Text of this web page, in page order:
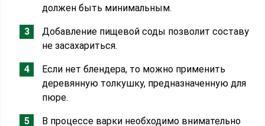
должен быть минимальным.
Добавление пищевой соды позволит составу
не засахариться.
Если нет блендера, то можно применить
деревянную толкушку, предназначенную для
пюре.
В процессе варки необходимо внимательно